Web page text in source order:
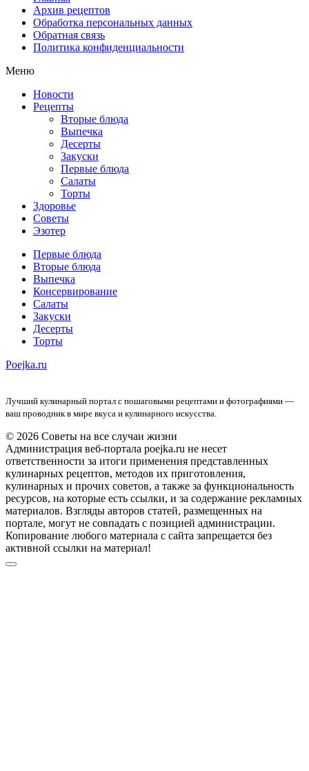
Архив рецептов
Обработка персональных данных
Обратная связь
Политика конфиденциальности
Меню
Новости
Рецепты
Вторые блюда
Выпечка
Десерты
Закуски
Первые блюда
Салаты
Торты
Здоровье
Советы
Эзотер
Первые блюда
Вторые блюда
Выпечка
Консервирование
Салаты
Закуски
Десерты
Торты
Poejka.ru
Лучший кулинарный портал с пошаговыми рецептами и фотографиями —
ваш проводник в мире вкуса и кулинарного искусства.
© 2026 Советы на все случаи жизни
Администрация веб-портала poejka.ru не несет
ответственности за итоги применения представленных
кулинарных рецептов, методов их приготовления,
кулинарных и прочих советов, а также за функциональность
ресурсов, на которые есть ссылки, и за содержание рекламных
материалов. Взгляды авторов статей, размещенных на
портале, могут не совпадать с позицией администрации.
Копирование любого материала с сайта запрещается без
активной ссылки на материал!